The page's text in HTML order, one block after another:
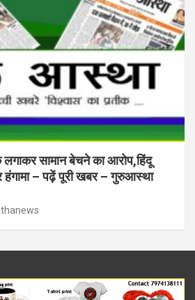
सामान बेचने का आरोप,हिंदू
– पढ़ें पूरी खबर – गुरुआस्था